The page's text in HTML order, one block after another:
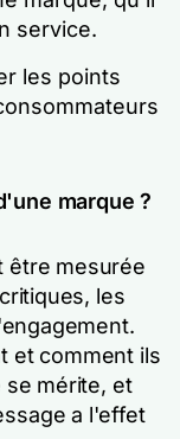
service.
les points
marque ?
être mesurée
les
et comment ils
se mérite, et
a l'effet